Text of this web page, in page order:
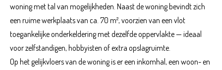
woning met tal van mogelijkheden. Naast de woning bevindt zich
een ruime werkplaats van ca. 70 m², voorzien van een vlot
toegankelijke onderkeldering met dezelfde oppervlakte — ideaal
voor zelfstandigen, hobbyisten of extra opslagruimte.
Op het gelijkvloers van de woning is er een inkomhal, een woon- en